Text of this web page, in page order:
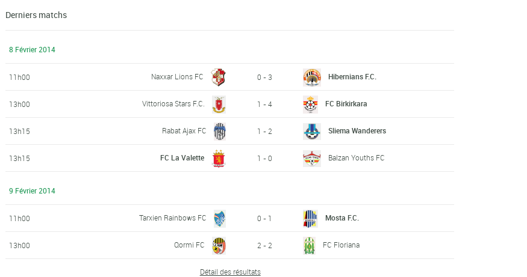
Derniers matchs
8 Février 2014
11h00 Naxxar Lions FC 0 - 3 Hibernians F.C.
13h00 Vittoriosa Stars F.C. 1 - 4 FC Birkirkara
13h15 Rabat Ajax FC 1 - 2 Sliema Wanderers
13h15 FC La Valette 1 - 0 Balzan Youths FC
9 Février 2014
11h00 Tarxien Rainbows FC 0 - 1 Mosta F.C.
13h00 Qormi FC 2 - 2 FC Floriana
Détail des résultats